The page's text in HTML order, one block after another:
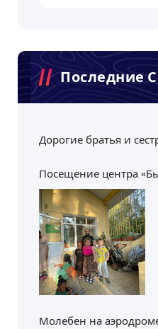
Последние
Дорогие братья и
Посещение центра
Молебен на